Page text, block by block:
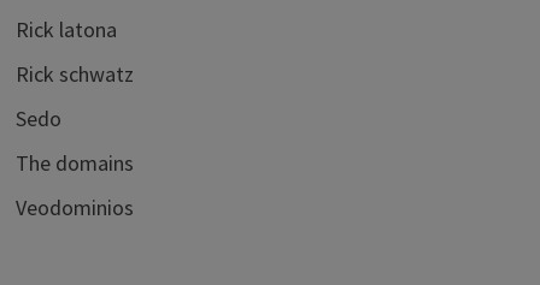
Rick latona
Rick schwatz
Sedo
The domains
Veodominios